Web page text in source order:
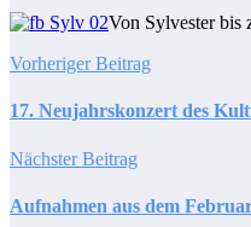
Von Sylvester bis
Vorheriger Beitrag
17. Neujahrskonzert des
Nächster Beitrag
Aufnahmen aus dem